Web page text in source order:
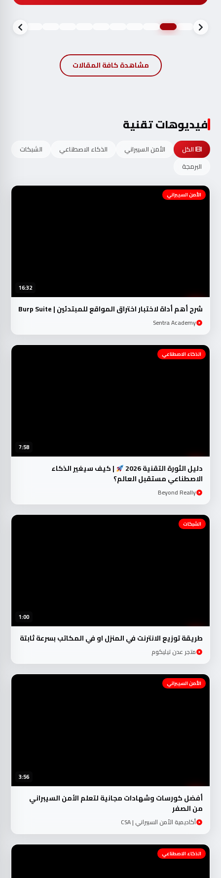
مشاهدة كافة المقالات
فيديوهات تقنية
الكل الأمن السيبراني الذكاء الاصطناعي
الشبكات
البرمجة
16:32
الأمن السيبراني
شرح أهم أداة لاختبار اختراق المواقع للمبتدئين | Burp Suite
Sentra Academy
7:58
الذكاء الاصطناعي
دليل الثورة التقنية 2026
| كيف سيغير الذكاء
الاصطناعي مستقبل العالم؟
Beyond Really
1:00
الشبكات
طريقة توزيع الانترنت في المنزل او في المكاتب بسرعة ثابتة
متجر عدن تيليكوم
3:56
الأمن السيبراني
أفضل كورسات وشهادات مجانية لتعلم الأمن السيبراني
من الصفر
أكاديمية الأمن السبيراني | CSA
الذكاء الاصطناعي